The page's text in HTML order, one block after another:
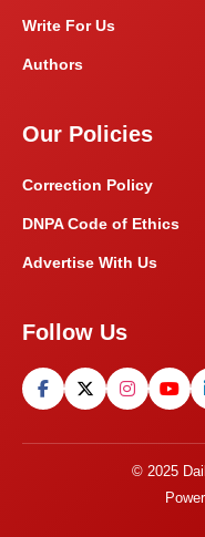
Write For Us
Authors
Our Policies
Correction Policy
DNPA Code of Ethics
Advertise With Us
Follow Us
© 2025